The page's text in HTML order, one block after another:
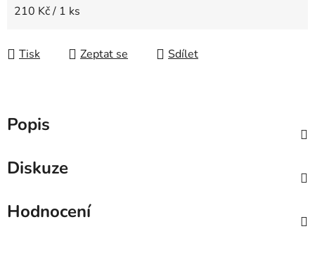
Měrná cena:
210 Kč / 1 ks
Tisk Zeptat se Sdílet
Popis
Diskuze
Hodnocení